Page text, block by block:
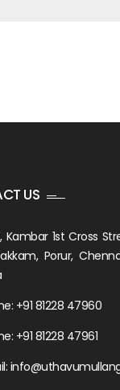
US
Kambar 1st Cross
Porur,
+91 81228 47960
‎+91 81228 47961